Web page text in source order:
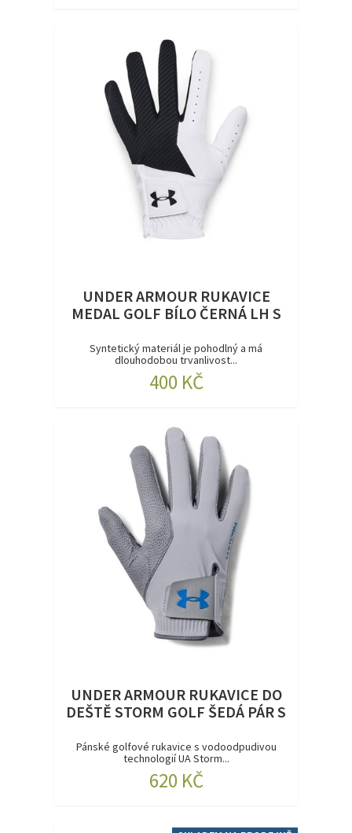
UNDER ARMOUR RUKAVICE
MEDAL GOLF BÍLO ČERNÁ LH S
Syntetický materiál je pohodlný a má
dlouhodobou trvanlivost...
400 KČ
UNDER ARMOUR RUKAVICE DO
DEŠTĚ STORM GOLF ŠEDÁ PÁR S
Pánské golfové rukavice s vodoodpudivou
technologií UA Storm...
620 KČ